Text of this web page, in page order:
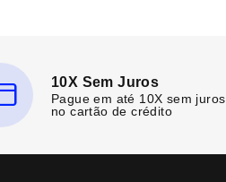
10X Sem Juros
Pague em até 10X sem juros
no cartão de crédito